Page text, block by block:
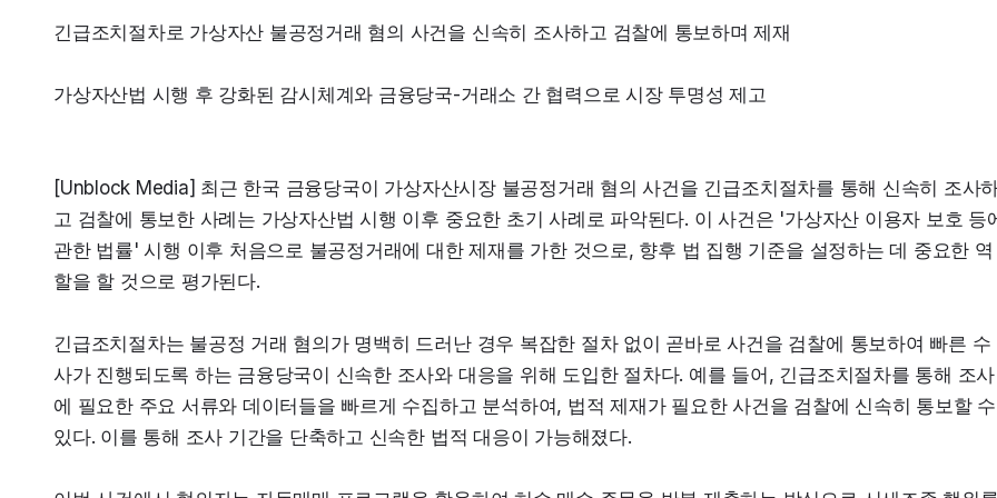
긴급조치절차로 가상자산 불공정거래 혐의 사건을 신속히 조사하고 검찰에 통보하며 제재
가상자산법 시행 후 강화된 감시체계와 금융당국-거래소 간 협력으로 시장 투명성 제고
[Unblock Media] 최근 한국 금융당국이 가상자산시장 불공정거래 혐의 사건을 긴급조치절차를 통해 신속히 조사
고 검찰에 통보한 사례는 가상자산법 시행 이후 중요한 초기 사례로 파악된다. 이 사건은 '가상자산 이용자 보호 등
관한 법률' 시행 이후 처음으로 불공정거래에 대한 제재를 가한 것으로, 향후 법 집행 기준을 설정하는 데 중요한 역
할을 할 것으로 평가된다.
긴급조치절차는 불공정 거래 혐의가 명백히 드러난 경우 복잡한 절차 없이 곧바로 사건을 검찰에 통보하여 빠른 수
사가 진행되도록 하는 금융당국이 신속한 조사와 대응을 위해 도입한 절차다. 예를 들어, 긴급조치절차를 통해 조사
에 필요한 주요 서류와 데이터들을 빠르게 수집하고 분석하여, 법적 제재가 필요한 사건을 검찰에 신속히 통보할 수
있다. 이를 통해 조사 기간을 단축하고 신속한 법적 대응이 가능해졌다.